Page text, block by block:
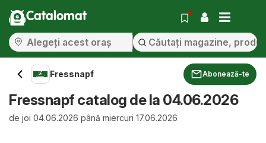
Catalomat
Fressnapf Abonează-te
Fressnapf catalog de la 04.06.2026
de joi 04.06.2026 până miercuri 17.06.2026